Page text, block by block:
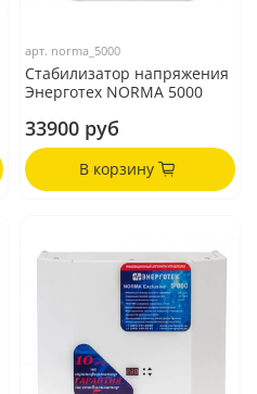
арт. norma_5000
Стабилизатор напряжения
Энерготех NORMA 5000
33900 руб
В корзину